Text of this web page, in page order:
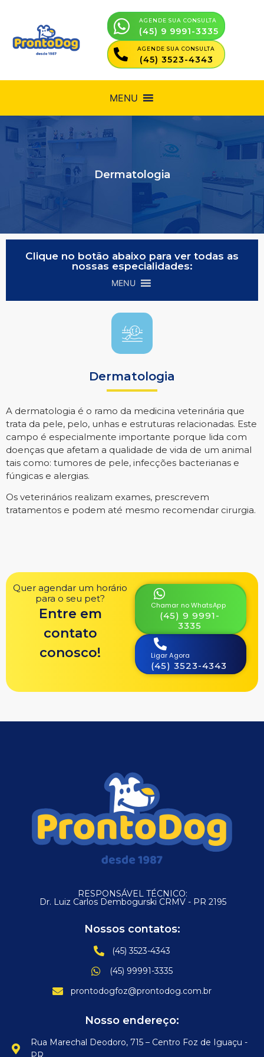
AGENDE SUA CONSULTA
(45) 9 9991-3335
AGENDE SUA CONSULTA
(45) 3523-4343
MENU
Dermatologia
Clique no botão abaixo para ver todas as
nossas especialidades:
MENU
Dermatologia
A dermatologia é o ramo da medicina veterinária que
trata da pele, pelo, unhas e estruturas relacionadas. Este
campo é especialmente importante porque lida com
doenças que afetam a qualidade de vida de um animal
tais como: tumores de pele, infecções bacterianas e
fúngicas e alergias.
Os veterinários realizam exames, prescrevem
tratamentos e podem até mesmo recomendar cirurgia.
Quer agendar um horário
para o seu pet?
Entre em
contato
conosco!
Chamar no WhatsApp
(45) 9 9991-
3335
Ligar Agora
(45) 3523-4343
RESPONSÁVEL TÉCNICO:
Dr. Luiz Carlos Dembogurski CRMV - PR 2195
Nossos contatos:
(45) 3523-4343
(45) 99991-3335
prontodogfoz@prontodog.com.br
Nosso endereço:
Rua Marechal Deodoro, 715 – Centro Foz de Iguaçu -